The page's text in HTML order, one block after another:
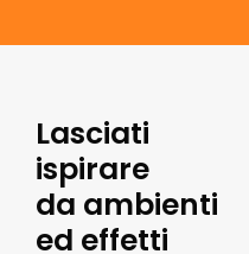
Lasciati
ispirare
da ambienti
ed effetti